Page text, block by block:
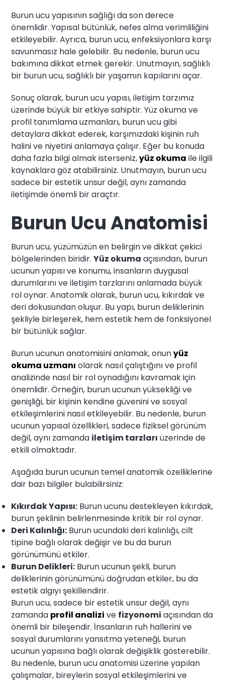
Burun ucu yapısının sağlığı da son derece
önemlidir. Yapısal bütünlük, nefes alma verimliliğini
etkileyebilir. Ayrıca, burun ucu, enfeksiyonlara karşı
savunmasız hale gelebilir. Bu nedenle, burun ucu
bakımına dikkat etmek gerekir. Unutmayın, sağlıklı
bir burun ucu, sağlıklı bir yaşamın kapılarını açar.
Sonuç olarak, burun ucu yapısı, iletişim tarzımız
üzerinde büyük bir etkiye sahiptir. Yüz okuma ve
profil tanımlama uzmanları, burun ucu gibi
detaylara dikkat ederek, karşımızdaki kişinin ruh
halini ve niyetini anlamaya çalışır. Eğer bu konuda
daha fazla bilgi almak isterseniz,yüz okuma ile ilgili
kaynaklara göz atabilirsiniz. Unutmayın, burun ucu
sadece bir estetik unsur değil, aynı zamanda
iletişimde önemli bir araçtır.
Burun Ucu Anatomisi
Burun ucu, yüzümüzün en belirgin ve dikkat çekici
bölgelerinden biridir.Yüz okuma açısından, burun
ucunun yapısı ve konumu, insanların duygusal
durumlarını ve iletişim tarzlarını anlamada büyük
rol oynar. Anatomik olarak, burun ucu, kıkırdak ve
deri dokusundan oluşur. Bu yapı, burun deliklerinin
şekliyle birleşerek, hem estetik hem de fonksiyonel
bir bütünlük sağlar.
Burun ucunun anatomisini anlamak, onunyüz
okuma uzmanı olarak nasıl çalıştığını ve profil
analizinde nasıl bir rol oynadığını kavramak için
önemlidir. Örneğin, burun ucunun yüksekliği ve
genişliği, bir kişinin kendine güvenini ve sosyal
etkileşimlerini nasıl etkileyebilir. Bu nedenle, burun
ucunun yapısal özellikleri, sadece fiziksel görünüm
değil, aynı zamanda iletişim tarzları üzerinde de
etkili olmaktadır.
Aşağıda burun ucunun temel anatomik özelliklerine
dair bazı bilgiler bulabilirsiniz:
Kıkırdak Yapısı: Burun ucunu destekleyen kıkırdak,
burun şeklinin belirlenmesinde kritik bir rol oynar.
Deri Kalınlığı: Burun ucundaki deri kalınlığı, cilt
tipine bağlı olarak değişir ve bu da burun
görünümünü etkiler.
Burun Delikleri: Burun ucunun şekli, burun
deliklerinin görünümünü doğrudan etkiler, bu da
estetik algıyı şekillendirir.
Burun ucu, sadece bir estetik unsur değil, aynı
zamanda profil analizi ve fizyonomi açısından da
önemli bir bileşendir. İnsanların ruh hallerini ve
sosyal durumlarını yansıtma yeteneği, burun
ucunun yapısına bağlı olarak değişiklik gösterebilir.
Bu nedenle, burun ucu anatomisi üzerine yapılan
çalışmalar, bireylerin sosyal etkileşimlerini ve